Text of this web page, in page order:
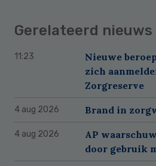
Gerelateerd nieuws
11:23
Nieuwe
zich
Zorgreserve
4 aug 2026 Brand in
4 aug 2026
AP
door gebruik